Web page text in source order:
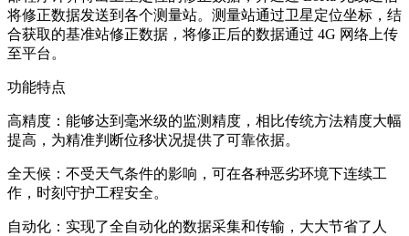
将修正数据发送到各个测量站。测量站通过卫星定位坐标，结
合获取的基准站修正数据，将修正后的数据通过 4G 网络上传
至平台。
功能特点
高精度：能够达到毫米级的监测精度，相比传统方法精度大幅
提高，为精准判断位移状况提供了可靠依据。
全天候：不受天气条件的影响，可在各种恶劣环境下连续工
作，时刻守护工程安全。
自动化：实现了全自动化的数据采集和传输，大大节省了人